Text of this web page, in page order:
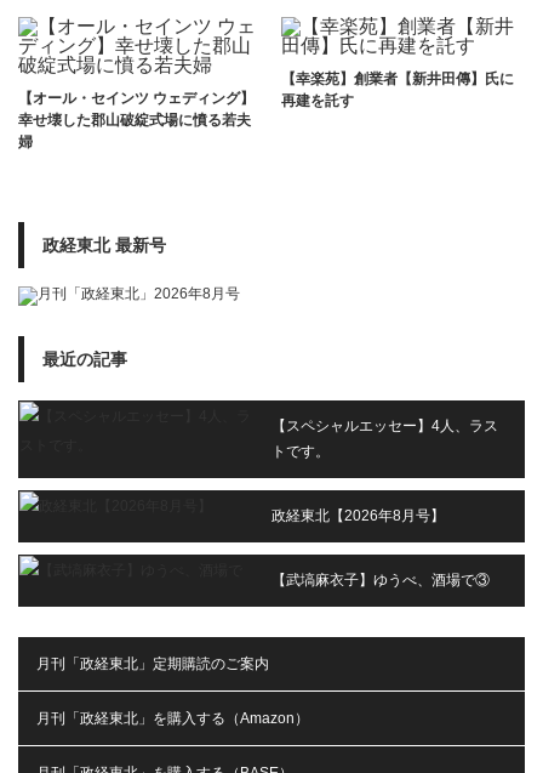
【オール・セインツ ウェディング】
幸せ壊した郡山破綻式場に憤る若夫
婦
【幸楽苑】創業者【新井田傳】氏に
再建を託す
政経東北 最新号
最近の記事
【スペシャルエッセー】4人、ラス
トです。
政経東北【2026年8月号】
【武塙麻衣子】ゆうべ、酒場で③
月刊「政経東北」定期購読のご案内
月刊「政経東北」を購入する（Amazon）